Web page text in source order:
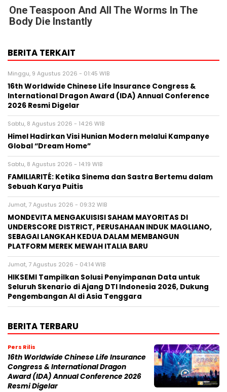
One Teaspoon And All The Worms In The
Body Die Instantly
BERITA TERKAIT
Minggu, 9 Agustus 2026 - 01:45 WIB
16th Worldwide Chinese Life Insurance Congress &
International Dragon Award (IDA) Annual Conference
2026 Resmi Digelar
Sabtu, 8 Agustus 2026 - 14:26 WIB
Himel Hadirkan Visi Hunian Modern melalui Kampanye
Global “Dream Home”
Sabtu, 8 Agustus 2026 - 14:19 WIB
FAMILIARITÉ: Ketika Sinema dan Sastra Bertemu dalam
Sebuah Karya Puitis
Jumat, 7 Agustus 2026 - 09:32 WIB
MONDEVITA MENGAKUISISI SAHAM MAYORITAS DI
UNDERSCORE DISTRICT, PERUSAHAAN INDUK MAGLIANO,
SEBAGAI LANGKAH KEDUA DALAM MEMBANGUN
PLATFORM MEREK MEWAH ITALIA BARU
Jumat, 7 Agustus 2026 - 04:14 WIB
HIKSEMI Tampilkan Solusi Penyimpanan Data untuk
Seluruh Skenario di Ajang DTI Indonesia 2026, Dukung
Pengembangan AI di Asia Tenggara
BERITA TERBARU
Pers Rilis
16th Worldwide Chinese Life Insurance
Congress & International Dragon
Award (IDA) Annual Conference 2026
Resmi Digelar